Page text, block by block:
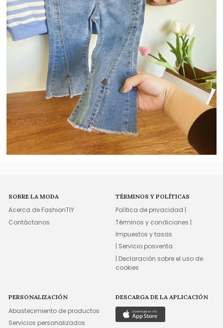
SOBRE LA MODA
Acerca de FashionTIY
Contáctanos
TÉRMINOS Y POLÍTICAS
Política de privacidad |
Términos y condiciones |
Impuestos y tasas
| Servicio posventa
| Declaración sobre el uso de
cookies
PERSONALIZACIÓN
Abastecimiento de productos
Servicios personalizados
DESCARGA DE LA APLICACIÓN